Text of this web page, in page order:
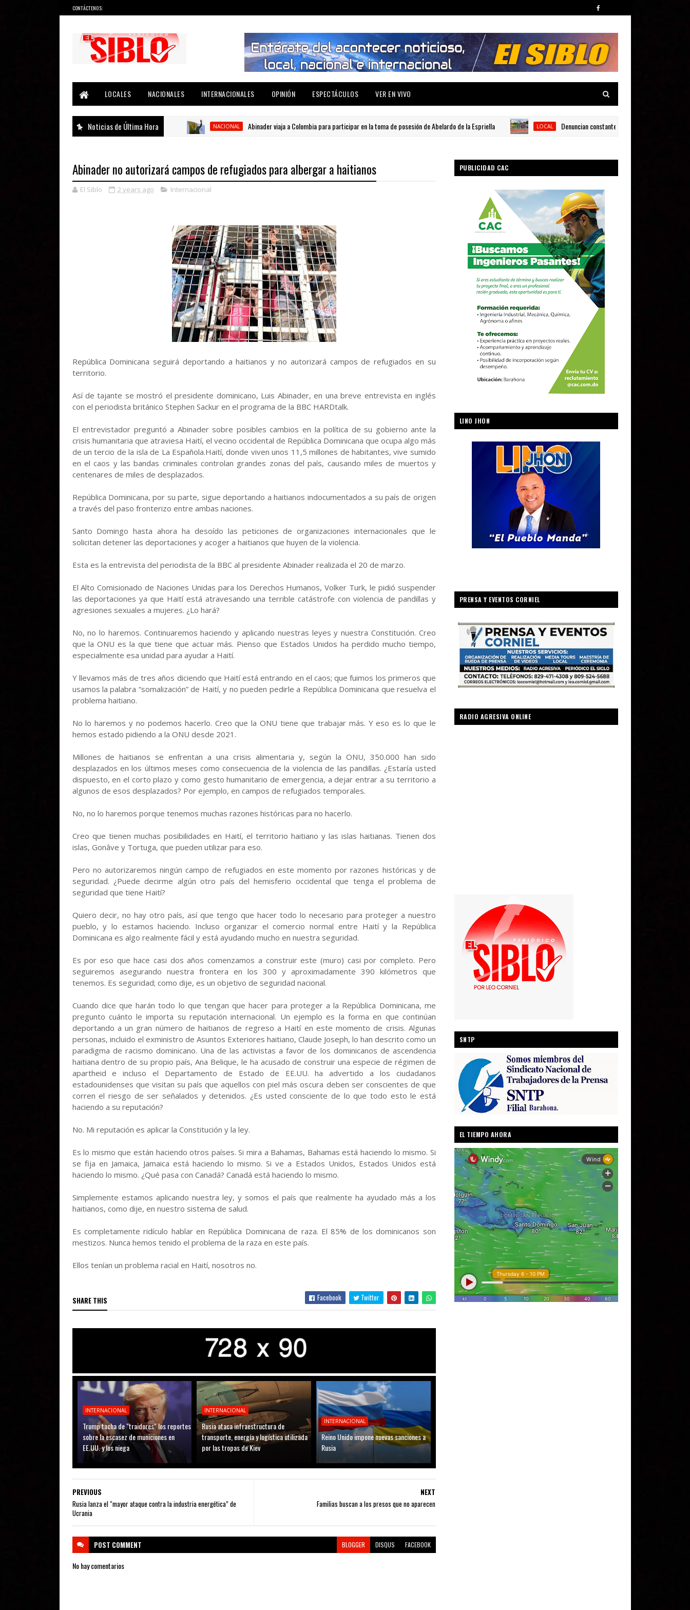
CONTÁCTENOS:
LOCALES
NACIONALES INTERNACIONALES OPINIÓN ESPECTÁCULOS VER EN VIVO
Noticias de Última Hora NACIONAL Abinader viaja a Colombia para participar en la toma de posesión de Abelardo de la Espriella LOCAL Denuncian constantes fallas eléctricas en La
Abinader no autorizará campos de refugiados para albergar a haitianos
El Siblo 2 years ago Internacional
República Dominicana seguirá deportando a haitianos y no autorizará campos de refugiados en su
territorio.
Así de tajante se mostró el presidente dominicano, Luis Abinader, en una breve entrevista en inglés
con el periodista británico Stephen Sackur en el programa de la BBC HARDtalk.
El entrevistador preguntó a Abinader sobre posibles cambios en la política de su gobierno ante la
crisis humanitaria que atraviesa Haití, el vecino occidental de República Dominicana que ocupa algo más
de un tercio de la isla de La Española.Haití, donde viven unos 11,5 millones de habitantes, vive sumido
en el caos y las bandas criminales controlan grandes zonas del país, causando miles de muertos y
centenares de miles de desplazados.
República Dominicana, por su parte, sigue deportando a haitianos indocumentados a su país de origen
a través del paso fronterizo entre ambas naciones.
Santo Domingo hasta ahora ha desoído las peticiones de organizaciones internacionales que le
solicitan detener las deportaciones y acoger a haitianos que huyen de la violencia.
Esta es la entrevista del periodista de la BBC al presidente Abinader realizada el 20 de marzo.
El Alto Comisionado de Naciones Unidas para los Derechos Humanos, Volker Turk, le pidió suspender
las deportaciones ya que Haití está atravesando una terrible catástrofe con violencia de pandillas y
agresiones sexuales a mujeres. ¿Lo hará?
No, no lo haremos. Continuaremos haciendo y aplicando nuestras leyes y nuestra Constitución. Creo
que la ONU es la que tiene que actuar más. Pienso que Estados Unidos ha perdido mucho tiempo,
especialmente esa unidad para ayudar a Haití.
Y llevamos más de tres años diciendo que Haití está entrando en el caos; que fuimos los primeros que
usamos la palabra “somalización” de Haití, y no pueden pedirle a República Dominicana que resuelva el
problema haitiano.
No lo haremos y no podemos hacerlo. Creo que la ONU tiene que trabajar más. Y eso es lo que le
hemos estado pidiendo a la ONU desde 2021.
Millones de haitianos se enfrentan a una crisis alimentaria y, según la ONU, 350.000 han sido
desplazados en los últimos meses como consecuencia de la violencia de las pandillas. ¿Estaría usted
dispuesto, en el corto plazo y como gesto humanitario de emergencia, a dejar entrar a su territorio a
algunos de esos desplazados? Por ejemplo, en campos de refugiados temporales.
No, no lo haremos porque tenemos muchas razones históricas para no hacerlo.
Creo que tienen muchas posibilidades en Haití, el territorio haitiano y las islas haitianas. Tienen dos
islas, Gonâve y Tortuga, que pueden utilizar para eso.
Pero no autorizaremos ningún campo de refugiados en este momento por razones históricas y de
seguridad. ¿Puede decirme algún otro país del hemisferio occidental que tenga el problema de
seguridad que tiene Haití?
Quiero decir, no hay otro país, así que tengo que hacer todo lo necesario para proteger a nuestro
pueblo, y lo estamos haciendo. Incluso organizar el comercio normal entre Haití y la República
Dominicana es algo realmente fácil y está ayudando mucho en nuestra seguridad.
Es por eso que hace casi dos años comenzamos a construir este (muro) casi por completo. Pero
seguiremos asegurando nuestra frontera en los 300 y aproximadamente 390 kilómetros que
tenemos. Es seguridad; como dije, es un objetivo de seguridad nacional.
Cuando dice que harán todo lo que tengan que hacer para proteger a la República Dominicana, me
pregunto cuánto le importa su reputación internacional. Un ejemplo es la forma en que continúan
deportando a un gran número de haitianos de regreso a Haití en este momento de crisis. Algunas
personas, incluido el exministro de Asuntos Exteriores haitiano, Claude Joseph, lo han descrito como un
paradigma de racismo dominicano. Una de las activistas a favor de los dominicanos de ascendencia
haitiana dentro de su propio país, Ana Belique, le ha acusado de construir una especie de régimen de
apartheid e incluso el Departamento de Estado de EE.UU. ha advertido a los ciudadanos
estadounidenses que visitan su país que aquellos con piel más oscura deben ser conscientes de que
corren el riesgo de ser señalados y detenidos. ¿Es usted consciente de lo que todo esto le está
haciendo a su reputación?
No. Mi reputación es aplicar la Constitución y la ley.
Es lo mismo que están haciendo otros países. Si mira a Bahamas, Bahamas está haciendo lo mismo. Si
se fija en Jamaica, Jamaica está haciendo lo mismo. Si ve a Estados Unidos, Estados Unidos está
haciendo lo mismo. ¿Qué pasa con Canadá? Canadá está haciendo lo mismo.
Simplemente estamos aplicando nuestra ley, y somos el país que realmente ha ayudado más a los
haitianos, como dije, en nuestro sistema de salud.
Es completamente ridículo hablar en República Dominicana de raza. El 85% de los dominicanos son
mestizos. Nunca hemos tenido el problema de la raza en este país.
Ellos tenían un problema racial en Haití, nosotros no.
SHARE THIS Facebook Twitter
INTERNACIONAL
Trump tacha de "traidores" los reportes
sobre la escasez de municiones en
EE.UU. y los niega
INTERNACIONAL
Rusia ataca infraestructura de
transporte, energía y logística utilizada
por las tropas de Kiev
INTERNACIONAL
Reino Unido impone nuevas sanciones a
Rusia
NEXT
Familias buscan a los presos que no aparecen
PREVIOUS
Rusia lanza el “mayor ataque contra la industria energética” de
Ucrania
POST COMMENT BLOGGER DISQUS FACEBOOK
No hay comentarios
PUBLICIDAD CAC
LINO JHON
PRENSA Y EVENTOS CORNIEL
RADIO AGRESIVA ONLINE
SNTP
EL TIEMPO AHORA